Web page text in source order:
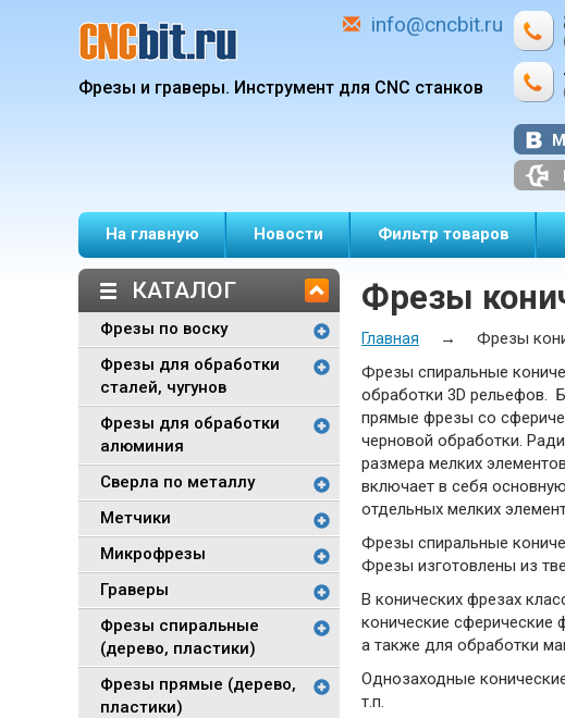
info@cncbit.ru
Фрезы и граверы. Инструмент для CNC станков
На главную Новости Фильтр товаров
КАТАЛОГ
Фрезы по воску
Фрезы для обработки
сталей, чугунов
Фрезы для обработки
алюминия
Сверла по металлу
Метчики
Микрофрезы
Граверы
Фрезы спиральные
(дерево, пластики)
Фрезы прямые (дерево,
пластики)
Фрезы
Главная →
Фрезы
Фрезы спиральные
обработки 3D рельефов.
прямые фрезы со
черновой обработки.
размера мелких
включает в себя
отдельных мелких
Фрезы спиральные
Фрезы изготовлены из
В конических фрезах
конические
а также для обработки
Однозаходные
т.п.